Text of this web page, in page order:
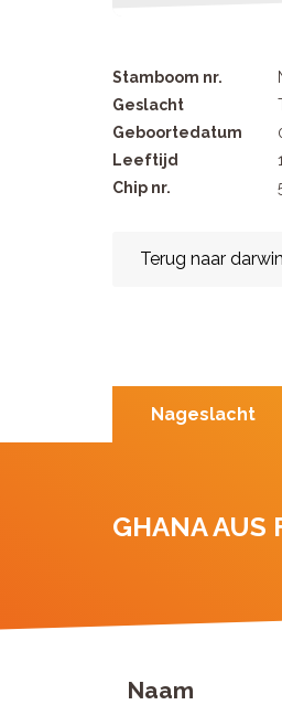
Stamboom nr.
Geslacht
Geboortedatum
Leeftijd
Chip nr.
Terug naar darwin
Nageslacht
GHANA AUS
Naam